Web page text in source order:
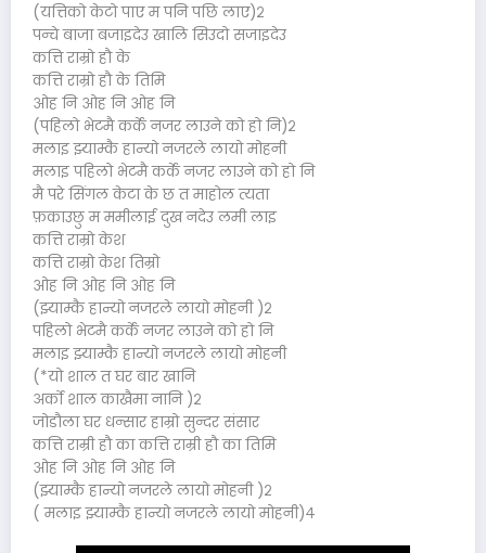
(यत्तिको केटो पाए म पनि पछि लाए)२
पन्चे बाजा बजाइदेउ खालि सिउदो सजाइदेउ
कत्ति राम्रो हौ के
कत्ति राम्रो हौ के तिमि
ओह नि ओह नि ओह नि
(पहिलो भेटमै कर्के नजर लाउने को हो नि)२
मलाइ झ्याम्कै हान्यो नजरले लायो मोहनी
मलाइ पहिलो भेटमै कर्के नजर लाउने को हो नि
मै परे सिंगल केटा के छ त माहोल त्यता
फ़काउछु म ममीलाई दुख नदेउ लमी लाइ
कत्ति राम्रो केश
कत्ति राम्रो केश तिम्रो
ओह नि ओह नि ओह नि
(झ्याम्कै हान्यो नजरले लायो मोहनी )२
पहिलो भेटमै कर्के नजर लाउने को हो नि
मलाइ झ्याम्कै हान्यो नजरले लायो मोहनी
(*यो शाल त घर बार खानि
अर्को शाल काखैमा नानि )२
जोडौला घर धन्सार हाम्रो सुन्दर संसार
कत्ति राम्री हौ का कत्ति राम्री हौ का तिमि
ओह नि ओह नि ओह नि
(झ्याम्कै हान्यो नजरले लायो मोहनी )२
( मलाइ झ्याम्कै हान्यो नजरले लायो मोहनी)४